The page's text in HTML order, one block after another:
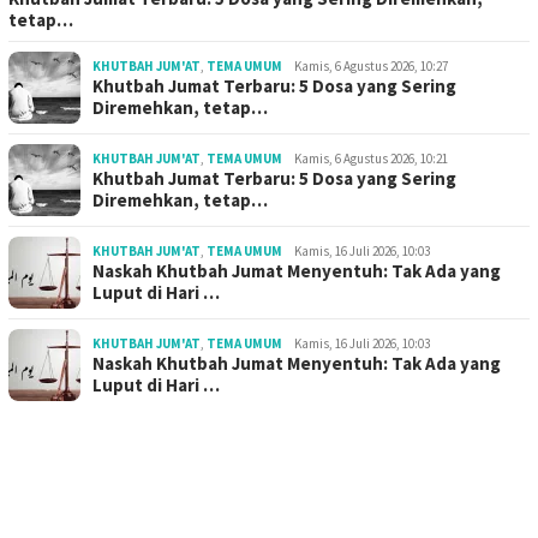
tetap…
KHUTBAH JUM'AT, TEMA UMUM Kamis, 6 Agustus 2026, 10:27
Khutbah Jumat Terbaru: 5 Dosa yang Sering
Diremehkan, tetap…
KHUTBAH JUM'AT, TEMA UMUM Kamis, 6 Agustus 2026, 10:21
Khutbah Jumat Terbaru: 5 Dosa yang Sering
Diremehkan, tetap…
KHUTBAH JUM'AT, TEMA UMUM Kamis, 16 Juli 2026, 10:03
Naskah Khutbah Jumat Menyentuh: Tak Ada yang
Luput di Hari …
KHUTBAH JUM'AT, TEMA UMUM Kamis, 16 Juli 2026, 10:03
Naskah Khutbah Jumat Menyentuh: Tak Ada yang
Luput di Hari …